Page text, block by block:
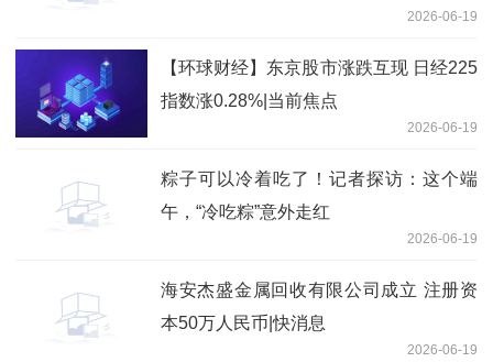
2026-06-19
【环球财经】东京股市涨跌互现 日经225
指数涨0.28%|当前焦点
2026-06-19
粽子可以冷着吃了！记者探访：这个端
午，“冷吃粽”意外走红
2026-06-19
海安杰盛金属回收有限公司成立 注册资
本50万人民币|快消息
2026-06-19